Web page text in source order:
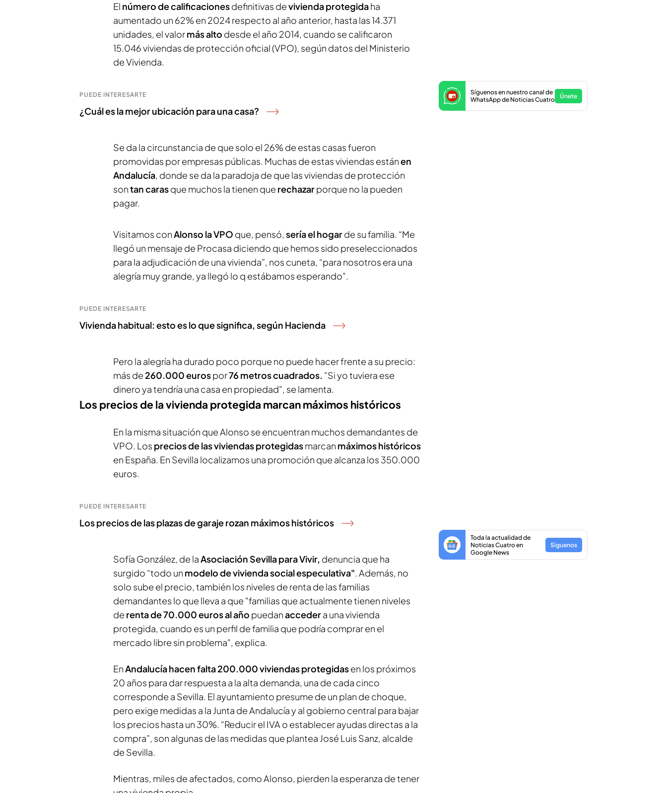
El número de calificacionesdefinitivas devivienda protegidaha
aumentado un 62% en 2024 respecto al año anterior, hasta las 14.371
unidades, el valormás alto desde el año 2014, cuando se calificaron
15.046 viviendas de protección oficial (VPO), según datos del Ministerio
de Vivienda.
PUEDE INTERESARTE
¿Cuál es la mejor ubicación para una casa?
Se da la circunstancia de que solo el 26% de estas casas fueron
promovidas por empresas públicas. Muchas de estas viviendas estánen
Andalucía, donde se da la paradoja de que las viviendas de protección
sontan carasque muchos la tienen que rechazarporque no la pueden
pagar.
Visitamos conAlonso la VPO que, pensó, sería el hogarde su familia. “Me
llegó un mensaje de Procasa diciendo que hemos sido preseleccionados
para la adjudicación de una vivienda”, nos cuneta, “para nosotros era una
alegría muy grande, ya llegó lo q estábamos esperando".
PUEDE INTERESARTE
Vivienda habitual: esto es lo que significa, según Hacienda
Pero la alegría ha durado poco porque no puede hacer frente a su precio:
más de 260.000 eurospor76 metros cuadrados. "Si yo tuviera ese
dinero ya tendría una casa en propiedad", se lamenta.
Síguenos en nuestro canal de
WhatsApp de Noticias Cuatro
Únete
Los precios de la vivienda protegida marcan máximos históricos
En la misma situación que Alonso se encuentran muchos demandantes de
VPO. Los precios de las viviendas protegidasmarcan máximos históricos
en España. En Sevilla localizamos una promoción que alcanza los 350.000
euros.
PUEDE INTERESARTE
Los precios de las plazas de garaje rozan máximos históricos
Sofía González, de laAsociación Sevilla para Vivir, denuncia que ha
surgido “todo un modelo de vivienda social especulativa". Además, no
solo sube el precio, también los niveles de renta de las familias
demandantes lo que lleva a que "familias que actualmente tienen niveles
de renta de 70.000 euros al año puedanaccedera una vivienda
protegida, cuando es un perfil de familia que podría comprar en el
mercado libre sin problema", explica.
Toda la actualidad de
Noticias Cuatro en
Google News
Síguenos
EnAndalucía hacen falta 200.000 viviendas protegidasen los próximos
20 años para dar respuesta a la alta demanda, una de cada cinco
corresponde a Sevilla. El ayuntamiento presume de un plan de choque,
pero exige medidas a la Junta de Andalucía y al gobierno central para bajar
los precios hasta un 30%. “Reducir el IVA o establecer ayudas directas a la
compra”, son algunas de las medidas que plantea José Luis Sanz, alcalde
de Sevilla.
Mientras, miles de afectados, como Alonso, pierden la esperanza de tener